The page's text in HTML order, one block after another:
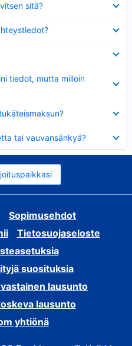
sitä?
tiedot, mutta milloin
tai vauvansänkyä?
Sopimusehdot
Tietosuojaseloste
suosituksia
lausunto
lausunto
yhtiönä